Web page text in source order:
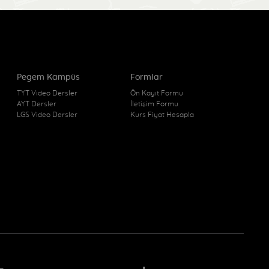
Pegem Kampüs
TYT Video Dersler
AYT Dersler
LGS Video Dersler
Formlar
Ön Kayıt Formu
İletişim Formu
Kurs Fiyat Hesapla